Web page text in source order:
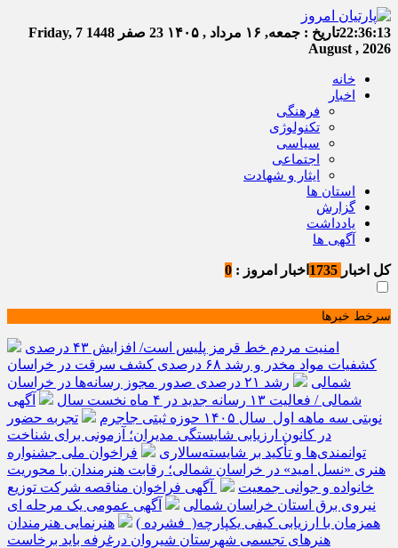
22:36:14تاریخ : جمعه, ۱۶ مرداد , ۱۴۰۵ 23 صفر 1448
Friday, 7
August , 2026
خانه
اخبار
فرهنگی
تکنولوژی
سیاسی
اجتماعی
ایثار و شهادت
استان ها
گزارش
یادداشت
آگهی ها
کل اخبار اخبار امروز : 0
سرخط خبرها
امنیت مردم خط قرمز پلیس است/ افزایش ۴۳ درصدی
کشفیات مواد مخدر و رشد ۶۸ درصدی کشف سرقت در خراسان
شمالی
رشد ۲۱ درصدی صدور مجوز رسانه‌ها در خراسان
شمالی / فعالیت ۱۳ رسانه جدید در ۴ ماه نخست سال
آگهی
نوبتی سه ماهه اول سال ۱۴۰۵ حوزه ثبتی جاجرم
تجربه حضور
در کانون ارزیابی شایستگی مدیران؛ آزمونی برای شناخت
توانمندی‌ها و تأکید بر شایسته‌سالاری
فراخوان ملی جشنواره
هنری «نسل امید» در خراسان شمالی؛ رقابت هنرمندان با محوریت
خانواده و جوانی جمعیت
آگهی فراخوان مناقصه شرکت توزیع
نیروی برق استان خراسان شمالی
آگهی عمومی یک مرحله ای
همزمان با ارزیابی کیفی یکپارچه( فشرده )
هنرنمایی هنرمندان
هنرهای تجسمی شهرستان شیروان درغرفه باید برخاست